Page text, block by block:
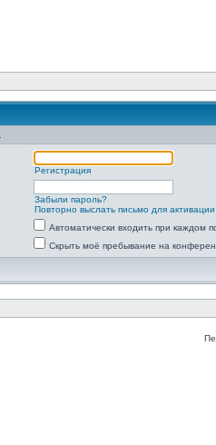
Регистрация
Забыли пароль?
Повторно выслать письмо для
Автоматически входить при каждом
Скрыть моё пребывание на